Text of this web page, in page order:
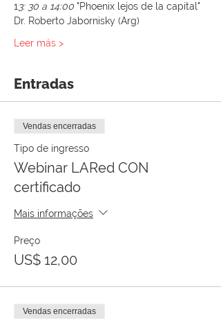
1 3: 30 a 14:00 "Phoenix lejos de la capital"
Dr. Roberto Jabornisky (Arg)
Leer más >
Entradas
Vendas encerradas
Tipo de ingresso
Webinar LARed CON
certificado
Mais informações
Preço
US$ 12,00
Vendas encerradas